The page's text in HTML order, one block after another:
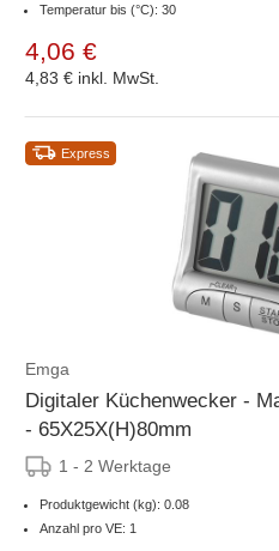
Temperatur bis (°C): 30
4,06 €
4,83 € inkl. MwSt.
Express
Emga
Digitaler Küchenwecker -
- 65X25X(H)80mm
1 - 2 Werktage
Produktgewicht (kg): 0.08
Anzahl pro VE: 1